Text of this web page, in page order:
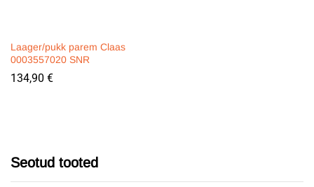
Laager/pukk parem Claas
0003557020 SNR
134,90 €
Seotud tooted